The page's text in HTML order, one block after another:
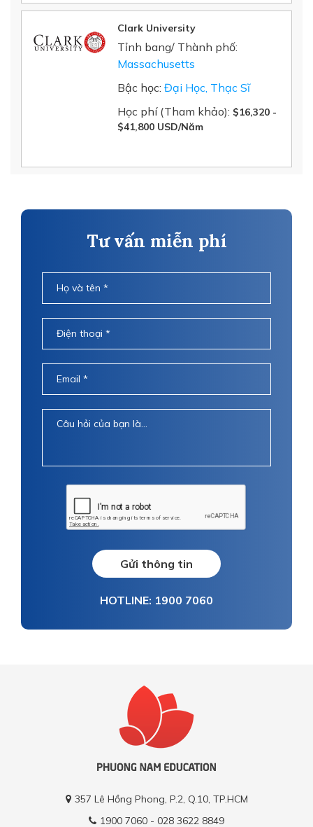
Clark University
Tỉnh bang/ Thành phố:
Massachusetts
Bậc học: Đại Học, Thạc Sĩ
Học phí (Tham khảo): $16,320 -
$41,800 USD/Năm
Tư vấn miễn phí
Gửi thông tin
HOTLINE: 1900 7060
357 Lê Hồng Phong, P.2, Q.10, TP.HCM
1900 7060 - 028 3622 8849